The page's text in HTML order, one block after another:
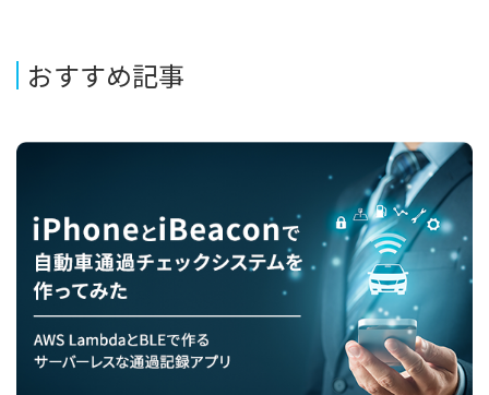
おすすめ記事